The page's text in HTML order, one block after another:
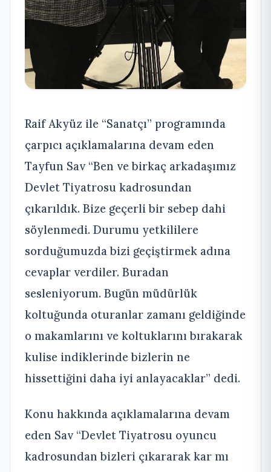
Raif Akyüz ile “Sanatçı” programında
çarpıcı açıklamalarına devam eden
Tayfun Sav “Ben ve birkaç arkadaşımız
Devlet Tiyatrosu kadrosundan
çıkarıldık. Bize geçerli bir sebep dahi
söylenmedi. Durumu yetkililere
sorduğumuzda bizi geçiştirmek adına
cevaplar verdiler. Buradan
sesleniyorum. Bugün müdürlük
koltuğunda oturanlar zamanı geldiğinde
o makamlarını ve koltuklarını bırakarak
kulise indiklerinde bizlerin ne
hissettiğini daha iyi anlayacaklar” dedi.
Konu hakkında açıklamalarına devam
eden Sav “Devlet Tiyatrosu oyuncu
kadrosundan bizleri çıkararak kar mı